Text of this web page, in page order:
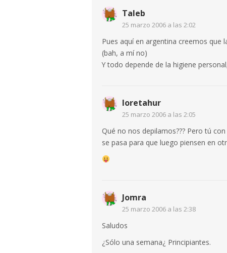
Taleb
25 marzo 2006 a las 2:02
Pues aquí en argentina creemos que
(bah, a mí no)
Y todo depende de la higiene
loretahur
25 marzo 2006 a las 2:05
Qué no nos depilamos??? Pero tú
se pasa para que luego piensen en
Jomra
25 marzo 2006 a las 2:38
Saludos
¿Sólo una semana¿ Principiantes.